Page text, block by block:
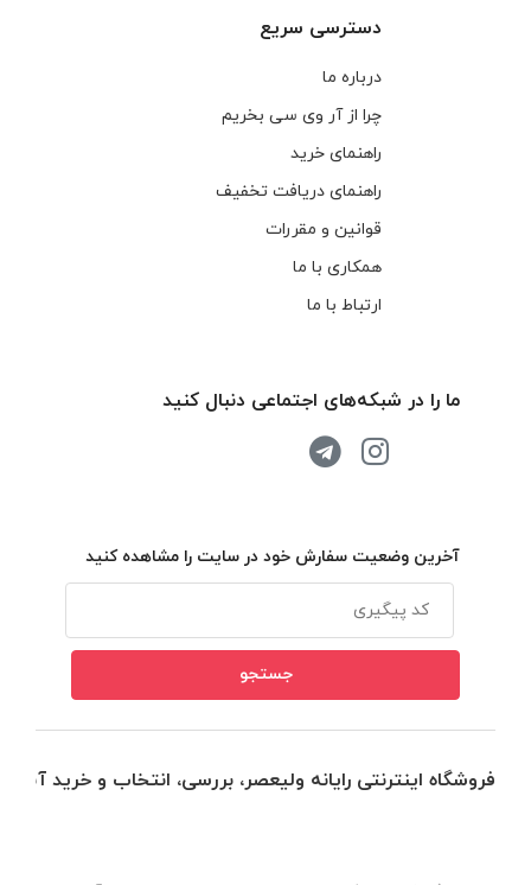
دسترسی سریع
درباره ما
چرا از آر وی سی بخریم
راهنمای خرید
راهنمای دریافت تخفیف
قوانین و مقررات
همکاری با ما
ارتباط با ما
ما را در شبکه‌های اجتماعی دنبال کنید
آخرین وضعیت سفارش خود در سایت را مشاهده کنید
فروشگاه اینترنتی رایانه ولیعصر، بررسی، انتخاب و خرید